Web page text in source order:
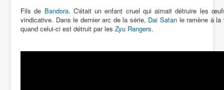
Fils de Bandora. C'était un enfant cruel qui aimait détruire les
vindicative. Dans le dernier arc de la série, Dai Satanle ramène à la
quand celui-ci est détruit par les Zyu Rangers.